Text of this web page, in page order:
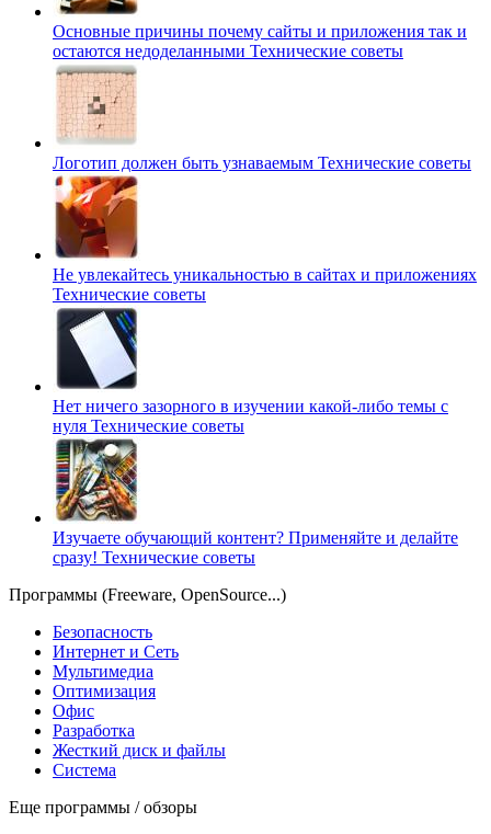
Основные причины почему сайты и приложения так и
остаются недоделанными Технические советы
Логотип должен быть узнаваемым Технические советы
Не увлекайтесь уникальностью в сайтах и приложениях
Технические советы
Нет ничего зазорного в изучении какой-либо темы с
нуля Технические советы
Изучаете обучающий контент? Применяйте и делайте
сразу! Технические советы
Программы (Freeware, OpenSource...)
Безопасность
Интернет и Сеть
Мультимедиа
Оптимизация
Офис
Разработка
Жесткий диск и файлы
Система
Еще программы / обзоры